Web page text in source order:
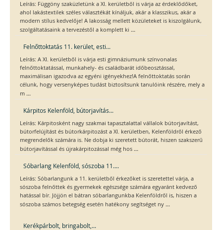
Leírás: Függöny szaküzletünk a XI. kerületből is várja az érdeklődőket,
ahol lakástextilek széles választékát kínáljuk, akár a klasszikus, akár a
modern stílus kedvelője! A lakosság mellett közületeket is kiszolgálunk,
szolgáltatásaink a tervezéstől a komplett ki ...
Felnőttoktatás 11. kerület, esti...
Leírás: A XI. kerületből is várja esti gimnáziumunk színvonalas
felnőttoktatással, munkahely- és családbarát időbeosztással,
maximálisan igazodva az egyéni igényekhez!A felnőttoktatás során
célunk, hogy versenyképes tudást biztosítsunk tanulóink részére, mely a
m ...
Kárpitos Kelenföld, bútorjavítás...
Leírás: Kárpitosként nagy szakmai tapasztalattal vállalok bútorjavítást,
bútorfelújítást és bútorkárpitozást a XI. kerületben, Kelenföldről érkező
megrendelők számára is. Ne dobja ki szeretett bútorát, hiszen szakszerű
bútorjavítással és újrakárpitozással még hos ...
Sóbarlang Kelenföld, sószoba 11....
Leírás: Sóbarlangunk a 11. kerületből érkezőket is szeretettel várja, a
sószoba felnőttek és gyermekek egészsége számára egyaránt kedvező
hatással bír. Jöjjön el bátran sóbarlangunkba Kelenföldről is, hiszen a
sószoba számos betegség esetén hatékony segítséget ny ...
Kerékpárbolt, bringabolt,...